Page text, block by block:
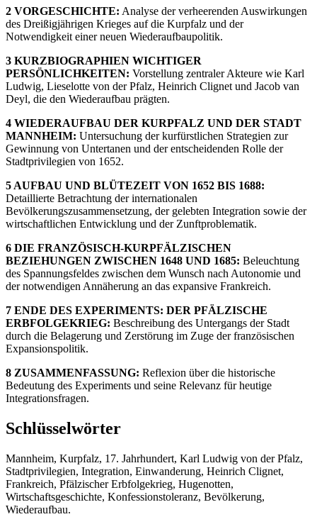
2 VORGESCHICHTE: Analyse der verheerenden Auswirkungen
des Dreißigjährigen Krieges auf die Kurpfalz und der
Notwendigkeit einer neuen Wiederaufbaupolitik.
3 KURZBIOGRAPHIEN WICHTIGER
PERSÖNLICHKEITEN: Vorstellung zentraler Akteure wie Karl
Ludwig, Lieselotte von der Pfalz, Heinrich Clignet und Jacob van
Deyl, die den Wiederaufbau prägten.
4 WIEDERAUFBAU DER KURPFALZ UND DER STADT
MANNHEIM: Untersuchung der kurfürstlichen Strategien zur
Gewinnung von Untertanen und der entscheidenden Rolle der
Stadtprivilegien von 1652.
5 AUFBAU UND BLÜTEZEIT VON 1652 BIS 1688:
Detaillierte Betrachtung der internationalen
Bevölkerungszusammensetzung, der gelebten Integration sowie der
wirtschaftlichen Entwicklung und der Zunftproblematik.
6 DIE FRANZÖSISCH-KURPFÄLZISCHEN
BEZIEHUNGEN ZWISCHEN 1648 UND 1685: Beleuchtung
des Spannungsfeldes zwischen dem Wunsch nach Autonomie und
der notwendigen Annäherung an das expansive Frankreich.
7 ENDE DES EXPERIMENTS: DER PFÄLZISCHE
ERBFOLGEKRIEG: Beschreibung des Untergangs der Stadt
durch die Belagerung und Zerstörung im Zuge der französischen
Expansionspolitik.
8 ZUSAMMENFASSUNG: Reflexion über die historische
Bedeutung des Experiments und seine Relevanz für heutige
Integrationsfragen.
Schlüsselwörter
Mannheim, Kurpfalz, 17. Jahrhundert, Karl Ludwig von der Pfalz,
Stadtprivilegien, Integration, Einwanderung, Heinrich Clignet,
Frankreich, Pfälzischer Erbfolgekrieg, Hugenotten,
Wirtschaftsgeschichte, Konfessionstoleranz, Bevölkerung,
Wiederaufbau.